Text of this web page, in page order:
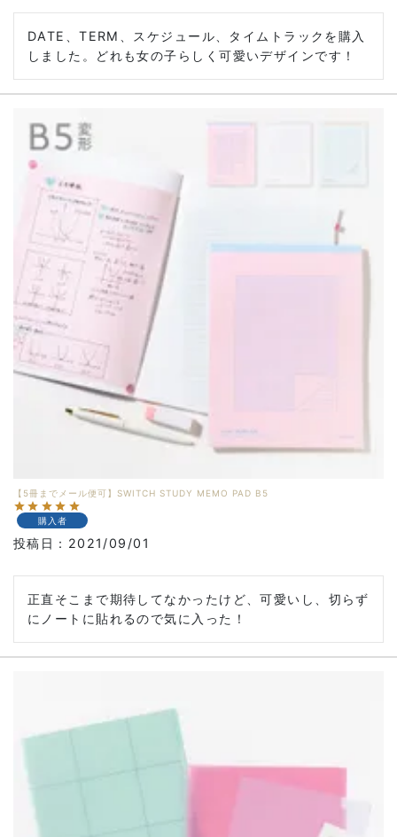
DATE、TERM、スケジュール、タイムトラックを購入
しました。どれも女の子らしく可愛いデザインです！
【5冊までメール便可】SWITCH STUDY MEMO PAD B5
購入者
投稿日 2021/09/01
正直そこまで期待してなかったけど、可愛いし、切らず
にノートに貼れるので気に入った！